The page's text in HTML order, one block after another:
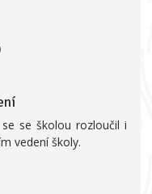
se školou rozloučil i
vedení školy.